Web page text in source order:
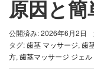
原因と
公開済み: 2026年6月2日
タグ:歯茎 マッサージ, 歯
方, 歯茎マッサージ ジェル